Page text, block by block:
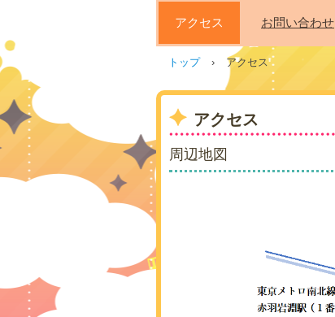
アクセス お問い合わせ
トップ › アクセス
アクセス
周辺地図